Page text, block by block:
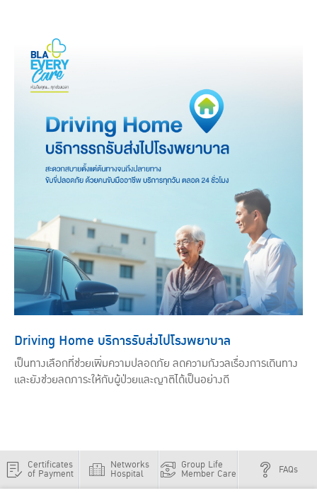
Driving Home บริการรับส่งไปโรงพยาบาล
เป็นทางเลือกที่ช่วยเพิ่มความปลอดภัย ลดความกังวลเรื่องการเดินทาง
และยังช่วยลดภาระให้กับผู้ป่วยและญาติได้เป็นอย่างดี
Certificates
of Payment
Networks
Hospital
Group Life
Member Care FAQs